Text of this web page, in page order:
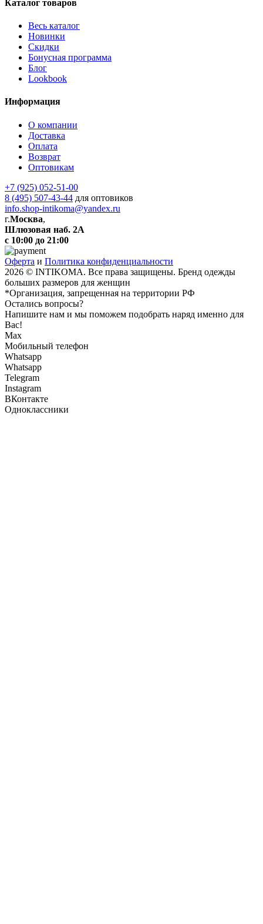
Каталог товаров
Весь каталог
Новинки
Скидки
Бонусная программа
Блог
Lookbook
Информация
О компании
Доставка
Оплата
Возврат
Оптовикам
+7 (925) 052-51-00
8 (495) 507-43-44 для оптовиков
info.shop-intikoma@yandex.ru
г.Москва,
Шлюзовая наб. 2А
с 10:00 до 21:00
Оферта и Политика конфиденциальности
2026 © INTIKOMA. Все права защищены. Бренд одежды
больших размеров для женщин
*Организация, запрещенная на территории РФ
Остались вопросы?
Напишите нам и мы поможем подобрать наряд именно для
Вас!
Max
Мобильный телефон
Whatsapp
Whatsapp
Telegram
Instagram
ВКонтакте
Одноклассники